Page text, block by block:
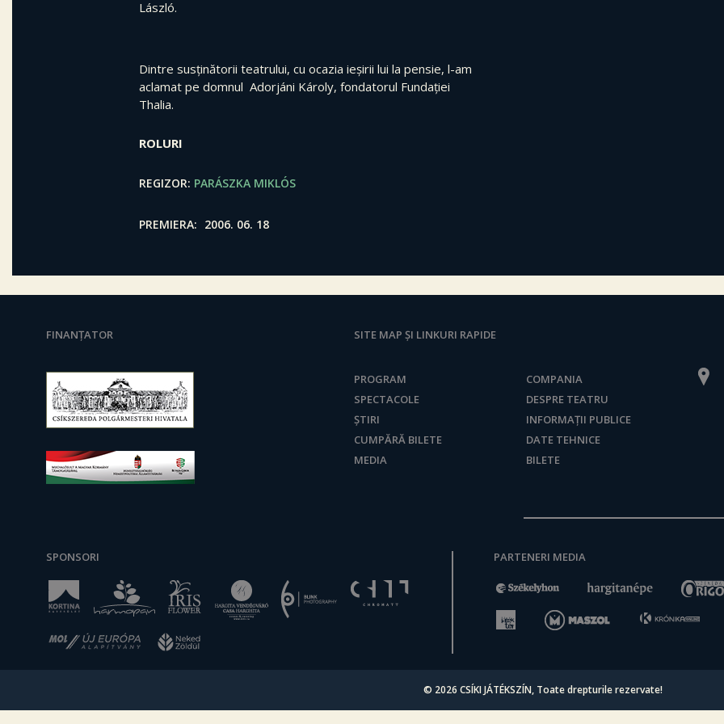
László.
Dintre susținătorii teatrului, cu ocazia ieșirii lui la pensie, l-am
aclamat pe domnul Adorjáni Károly, fondatorul Fundației
Thalia.
ROLURI
REGIZOR PARÁSZKA MIKLÓS
PREMIERA 2006. 06. 18
FINANȚATOR SITE MAP ȘI LINKURI RAPIDE
PROGRAM
SPECTACOLE
ȘTIRI
CUMPĂRĂ BILETE
MEDIA
COMPANIA
DESPRE TEATRU
INFORMAȚII PUBLICE
DATE TEHNICE
BILETE
SPONSORI PARTENERI MEDIA
© 2026 CSÍKI JÁTÉKSZÍN, Toate drepturile rezervate!